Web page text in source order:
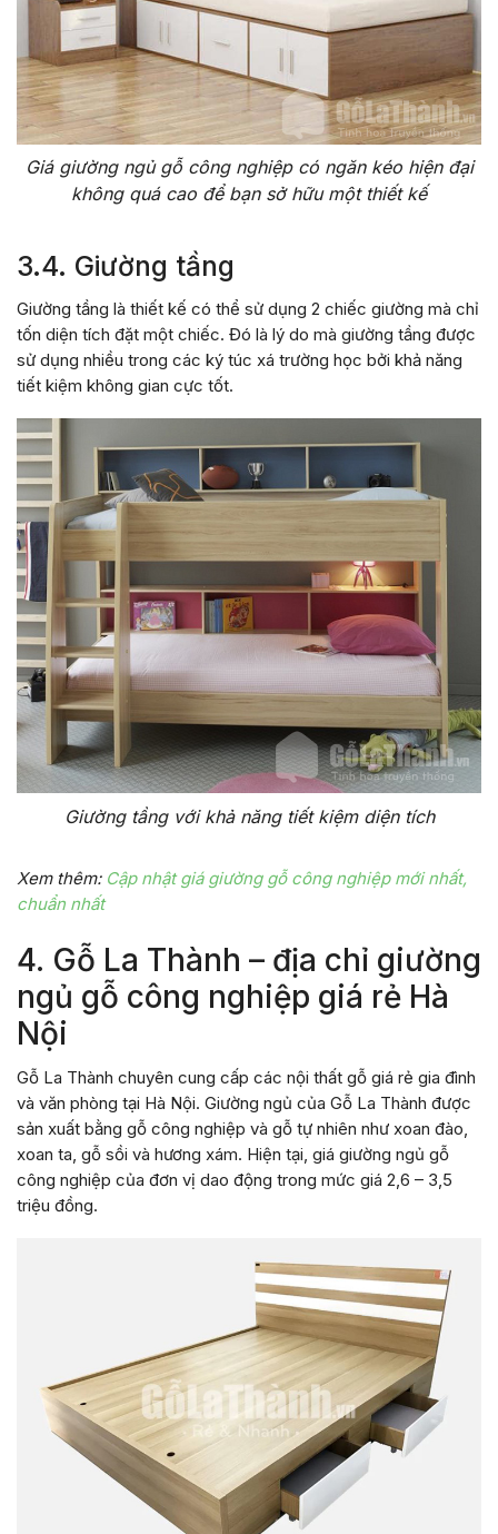
Giá giường ngủ gỗ công nghiệp có ngăn kéo hiện đại
không quá cao để bạn sở hữu một thiết kế
3.4. Giường tầng
Giường tầng là thiết kế có thể sử dụng 2 chiếc giường mà chỉ
tốn diện tích đặt một chiếc. Đó là lý do mà giường tầng được
sử dụng nhiều trong các ký túc xá trường học bởi khả năng
tiết kiệm không gian cực tốt.
Giường tầng với khả năng tiết kiệm diện tích
Xem thêm: Cập nhật giá giường gỗ công nghiệp mới nhất,
chuẩn nhất
4. Gỗ La Thành – địa chỉ giường
ngủ gỗ công nghiệp giá rẻ Hà
Nội
Gỗ La Thành chuyên cung cấp các nội thất gỗ giá rẻ gia đình
và văn phòng tại Hà Nội. Giường ngủ của Gỗ La Thành được
sản xuất bằng gỗ công nghiệp và gỗ tự nhiên như xoan đào,
xoan ta, gỗ sồi và hương xám. Hiện tại, giá giường ngủ gỗ
công nghiệp của đơn vị dao động trong mức giá 2,6 – 3,5
triệu đồng.